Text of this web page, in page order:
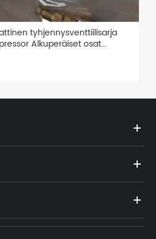
tyhjennysventtiilisarja
Alkuperäiset osat